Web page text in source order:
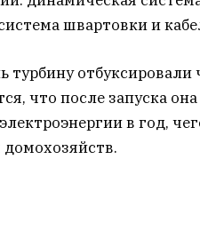
швартовки и
отбуксировали
что после запуска она
в год,